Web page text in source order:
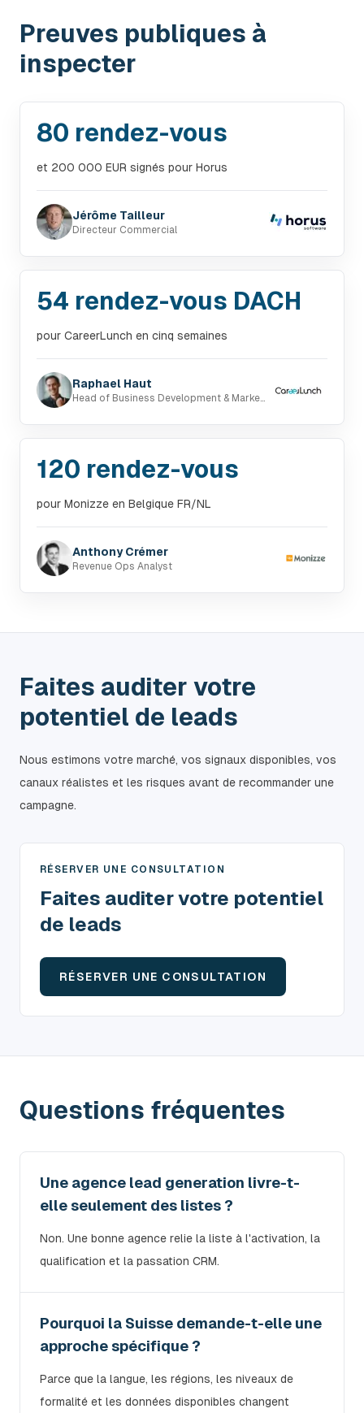
Preuves publiques à
inspecter
80 rendez-vous
et 200 000 EUR signés pour Horus
Jérôme Tailleur
Directeur Commercial
54 rendez-vous DACH
pour CareerLunch en cinq semaines
Raphael Haut
Head of Business Development & Marketing
120 rendez-vous
pour Monizze en Belgique FR/NL
Anthony Crémer
Revenue Ops Analyst
Faites auditer votre
potentiel de leads
Nous estimons votre marché, vos signaux disponibles, vos
canaux réalistes et les risques avant de recommander une
campagne.
RÉSERVER UNE CONSULTATION
Faites auditer votre potentiel
de leads
RÉSERVER UNE CONSULTATION
Questions fréquentes
Une agence lead generation livre-t-
elle seulement des listes ?
Non. Une bonne agence relie la liste à l'activation, la
qualification et la passation CRM.
Pourquoi la Suisse demande-t-elle une
approche spécifique ?
Parce que la langue, les régions, les niveaux de
formalité et les données disponibles changent